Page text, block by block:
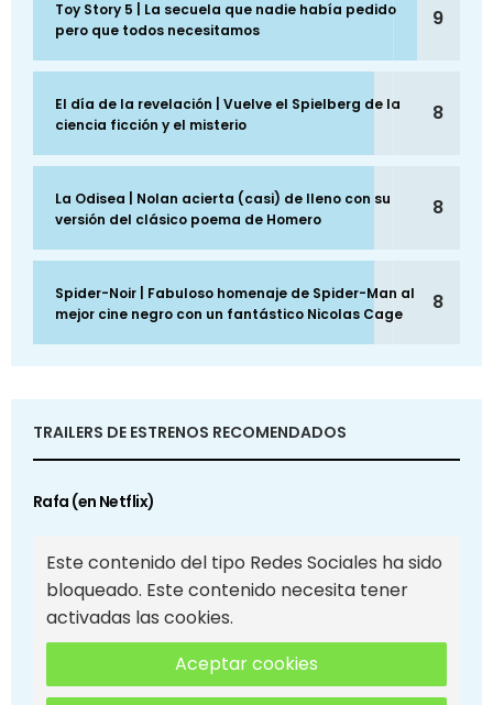
Toy Story 5 | La secuela que nadie había pedido
pero que todos necesitamos
9
El día de la revelación | Vuelve el Spielberg de la
ciencia ficción y el misterio
8
La Odisea | Nolan acierta (casi) de lleno con su
versión del clásico poema de Homero
8
Spider-Noir | Fabuloso homenaje de Spider-Man al
mejor cine negro con un fantástico Nicolas Cage
8
TRAILERS DE ESTRENOS RECOMENDADOS
Rafa (en Netflix)
Este contenido del tipo Redes Sociales ha sido
bloqueado. Este contenido necesita tener
activadas las cookies.
Aceptar cookies